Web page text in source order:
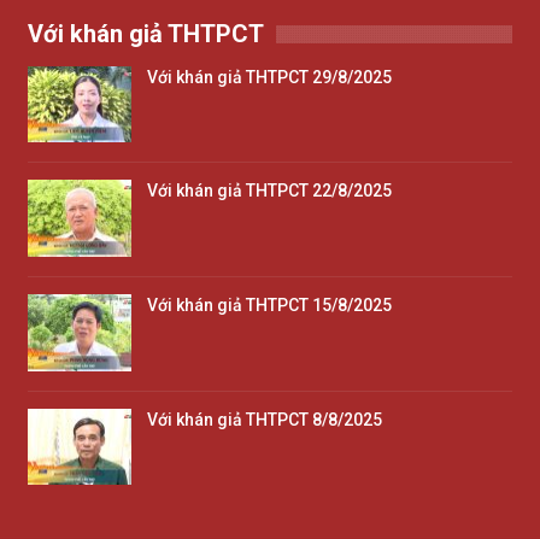
Với khán giả THTPCT
Với khán giả THTPCT 29/8/2025
Với khán giả THTPCT 22/8/2025
Với khán giả THTPCT 15/8/2025
Với khán giả THTPCT 8/8/2025